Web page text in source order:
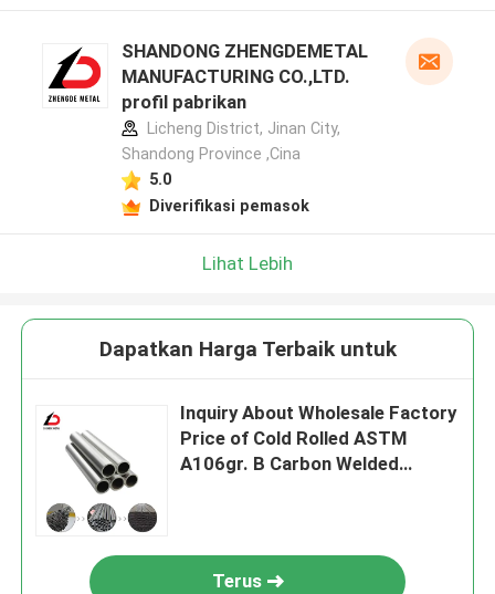
SHANDONG ZHENGDEMETAL
MANUFACTURING CO.,LTD.
profil pabrikan
Licheng District, Jinan City,
Shandong Province ,Cina
5.0
Diverifikasi pemasok
Lihat Lebih
Dapatkan Harga Terbaik untuk
Inquiry About Wholesale Factory
Price of Cold Rolled ASTM
A106gr. B Carbon Welded
Terus